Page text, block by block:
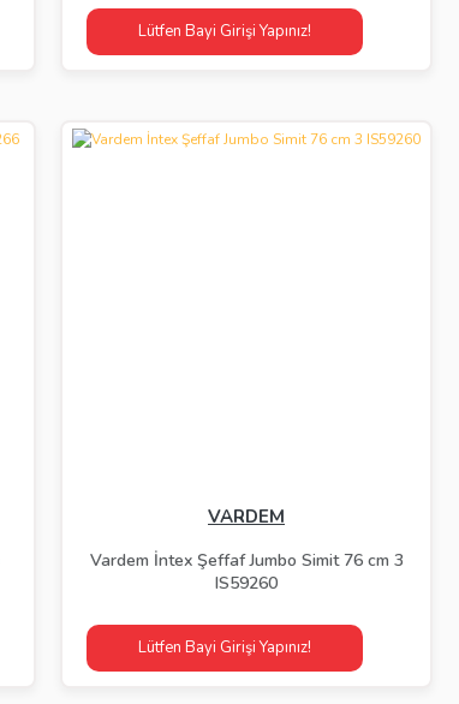
Lütfen Bayi Girişi Yapınız!
VARDEM
Vardem İntex Şeffaf Jumbo Simit 76 cm 3
IS59260
Lütfen Bayi Girişi Yapınız!